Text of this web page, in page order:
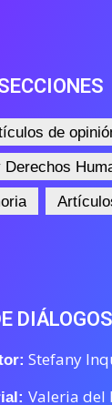
de
Derechos
Stefany
Valeria del